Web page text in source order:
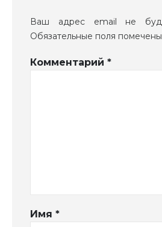
Ваш адрес email не
Обязательные поля помечены
Комментарий *
Имя *